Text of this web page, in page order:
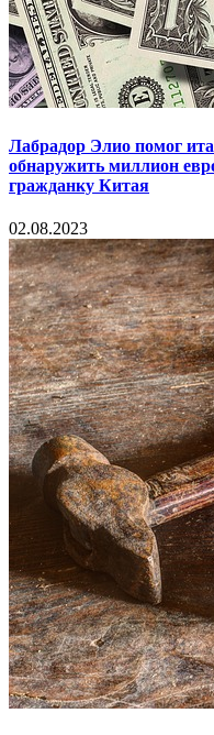
Лабрадор Элио помог
обнаружить миллион
гражданку Китая
02.08.2023